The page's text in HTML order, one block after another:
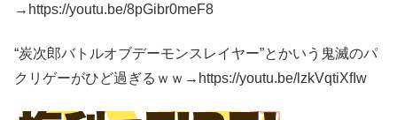
→https://youtu.be/8pGibr0meF8
“炭次郎バトルオブデーモンスレイヤー”とかいう鬼滅のパ
クリゲーがひど過ぎるｗｗ→https://youtu.be/lzkVqtiXfIw